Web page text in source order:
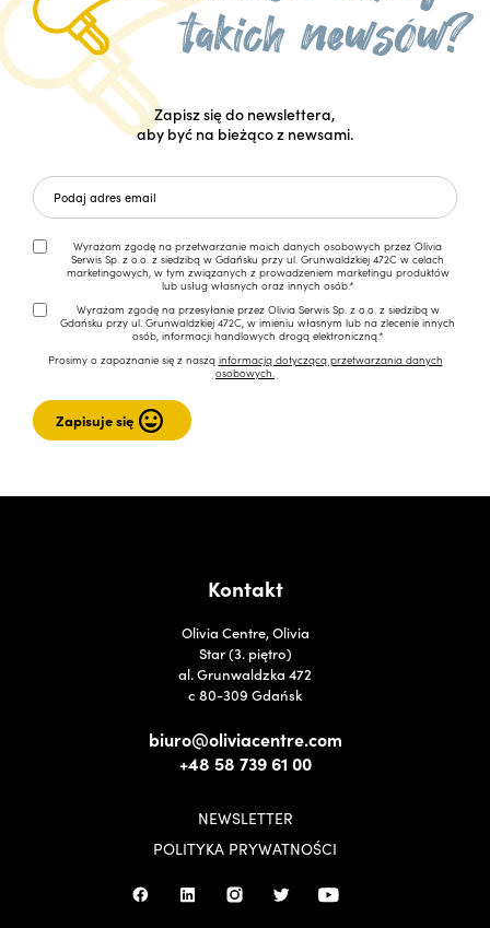
Zapisz się do newslettera,
aby być na bieżąco z newsami.
Wyrażam zgodę na przetwarzanie moich danych osobowych przez Olivia
Serwis Sp. z o.o. z siedzibą w Gdańsku przy ul. Grunwaldzkiej 472C w celach
marketingowych, w tym związanych z prowadzeniem marketingu produktów
lub usług własnych oraz innych osób.*
Wyrażam zgodę na przesyłanie przez Olivia Serwis Sp. z o.o. z siedzibą w
Gdańsku przy ul. Grunwaldzkiej 472C, w imieniu własnym lub na zlecenie innych
osób, informacji handlowych drogą elektroniczną.*
Prosimy o zapoznanie się z naszą informacją dotyczącą przetwarzania danych
osobowych.
Kontakt
Olivia Centre, Olivia
Star (3. piętro)
al. Grunwaldzka 472
c 80-309 Gdańsk
biuro@oliviacentre.com
+48 58 739 61 00
NEWSLETTER
POLITYKA PRYWATNOŚCI